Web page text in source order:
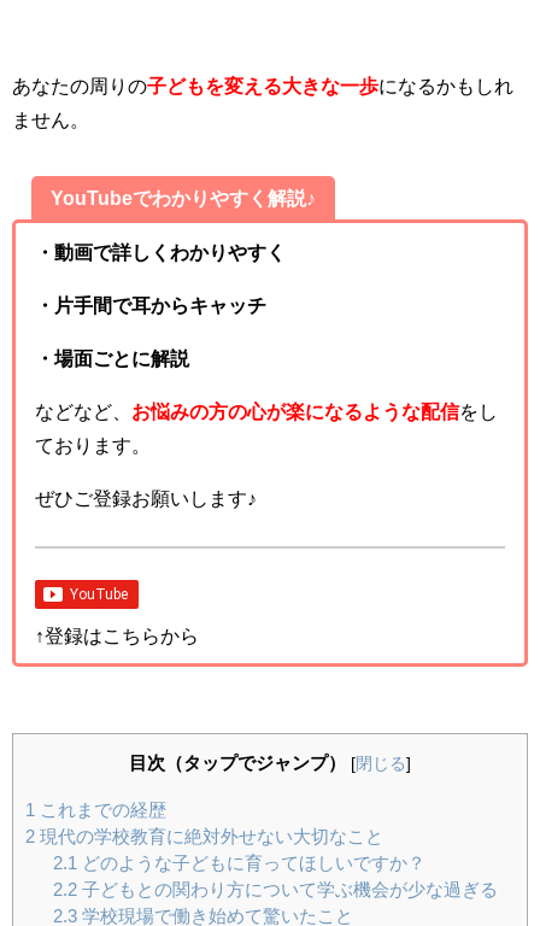
あなたの周りの子どもを変える大きな一歩になるかもしれ
ません。
YouTubeでわかりやすく解説♪
・動画で詳しくわかりやすく
・片手間で耳からキャッチ
・場面ごとに解説
などなど、 お悩みの方の心が楽になるような配信をし
ております。
ぜひご登録お願いします♪
↑登録はこちらから
目次（タップでジャンプ） [閉じる]
1
これまでの経歴
2 現代の学校教育に絶対外せない大切なこと
2.1
どのような子どもに育ってほしいですか？
2.2子どもとの関わり方について学ぶ機会が少な過ぎる
2.3学校現場で働き始めて驚いたこと